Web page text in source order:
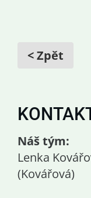
< Zpět
Náš tým:
Lenka
(Kovářová)